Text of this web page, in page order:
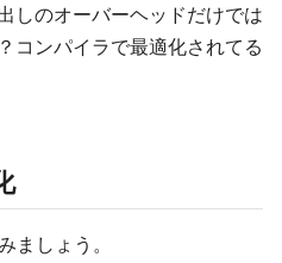
しのオーバーヘッドだけでは
コンパイラで最適化されてる
しょう。